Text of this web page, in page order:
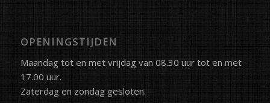
OPENINGSTIJDEN
Maandag tot en met vrijdag van 08.30 uur tot en met
17.00 uur.
Zaterdag en zondag gesloten.